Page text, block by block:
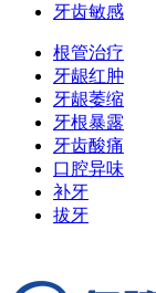
牙齿敏感
根管治疗
牙龈红肿
牙龈萎缩
牙根暴露
牙齿酸痛
口腔异味
补牙
拔牙